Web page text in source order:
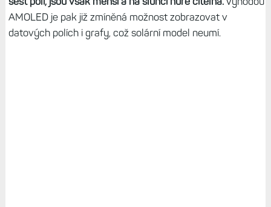
AMOLED je pak již zmíněná možnost zobrazovat v
datových polích i grafy, což solární model neumí.